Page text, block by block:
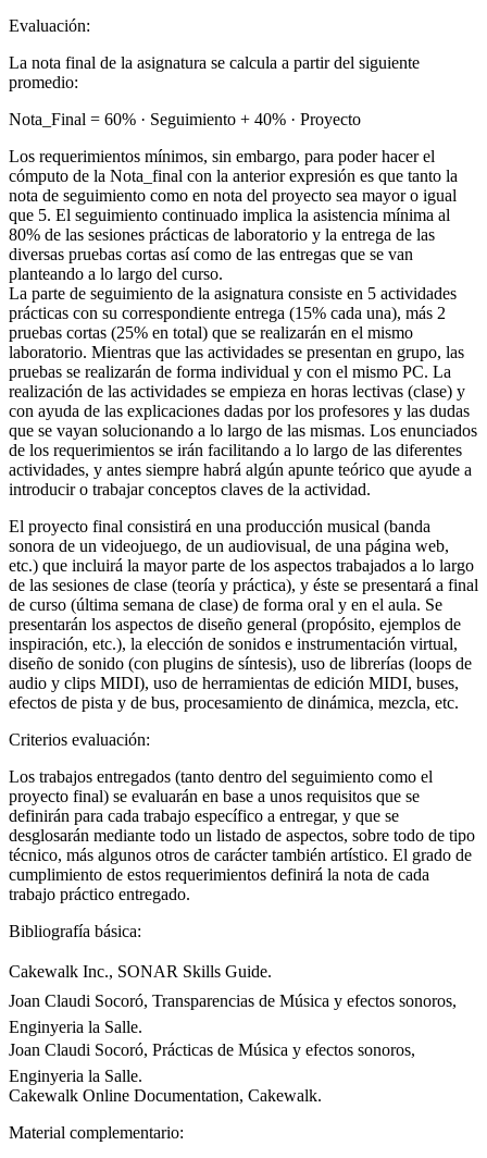
Evaluación:
La nota final de la asignatura se calcula a partir del siguiente
promedio:
Nota_Final = 60% · Seguimiento + 40% · Proyecto
Los requerimientos mínimos, sin embargo, para poder hacer el
cómputo de la Nota_final con la anterior expresión es que tanto la
nota de seguimiento como en nota del proyecto sea mayor o igual
que 5. El seguimiento continuado implica la asistencia mínima al
80% de las sesiones prácticas de laboratorio y la entrega de las
diversas pruebas cortas así como de las entregas que se van
planteando a lo largo del curso.
La parte de seguimiento de la asignatura consiste en 5 actividades
prácticas con su correspondiente entrega (15% cada una), más 2
pruebas cortas (25% en total) que se realizarán en el mismo
laboratorio. Mientras que las actividades se presentan en grupo, las
pruebas se realizarán de forma individual y con el mismo PC. La
realización de las actividades se empieza en horas lectivas (clase) y
con ayuda de las explicaciones dadas por los profesores y las dudas
que se vayan solucionando a lo largo de las mismas. Los enunciados
de los requerimientos se irán facilitando a lo largo de las diferentes
actividades, y antes siempre habrá algún apunte teórico que ayude a
introducir o trabajar conceptos claves de la actividad.
El proyecto final consistirá en una producción musical (banda
sonora de un videojuego, de un audiovisual, de una página web,
etc.) que incluirá la mayor parte de los aspectos trabajados a lo largo
de las sesiones de clase (teoría y práctica), y éste se presentará a final
de curso (última semana de clase) de forma oral y en el aula. Se
presentarán los aspectos de diseño general (propósito, ejemplos de
inspiración, etc.), la elección de sonidos e instrumentación virtual,
diseño de sonido (con plugins de síntesis), uso de librerías (loops de
audio y clips MIDI), uso de herramientas de edición MIDI, buses,
efectos de pista y de bus, procesamiento de dinámica, mezcla, etc.
Criterios evaluación:
Los trabajos entregados (tanto dentro del seguimiento como el
proyecto final) se evaluarán en base a unos requisitos que se
definirán para cada trabajo específico a entregar, y que se
desglosarán mediante todo un listado de aspectos, sobre todo de tipo
técnico, más algunos otros de carácter también artístico. El grado de
cumplimiento de estos requerimientos definirá la nota de cada
trabajo práctico entregado.
Bibliografía básica:
Cakewalk Inc., SONAR Skills Guide.
Joan Claudi Socoró, Transparencias de Música y efectos sonoros,
Enginyeria la Salle.
Joan Claudi Socoró, Prácticas de Música y efectos sonoros,
Enginyeria la Salle.
Cakewalk Online Documentation, Cakewalk.
Material complementario: